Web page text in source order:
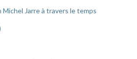
Michel Jarre à travers le temps